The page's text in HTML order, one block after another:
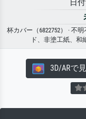
日
杯カバー（6822752） · 不
ド、非塗工紙、和
3D/ARで